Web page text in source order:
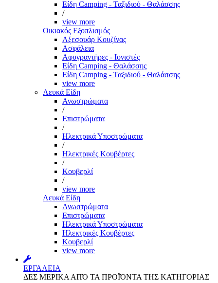
Είδη Camping - Ταξιδιού - Θαλάσσης
/
view more
Οικιακός Εξοπλισμός
Αξεσουάρ Κουζίνας
Ασφάλεια
Αφυγραντήρες - Ιονιστές
Είδη Camping - Θαλάσσης
Είδη Camping - Ταξιδιού - Θαλάσσης
view more
Λευκά Είδη
Ανωστρώματα
/
Επιστρώματα
/
Ηλεκτρικά Υποστρώματα
/
Ηλεκτρικές Κουβέρτες
/
Κουβερλί
/
view more
Λευκά Είδη
Ανωστρώματα
Επιστρώματα
Ηλεκτρικά Υποστρώματα
Ηλεκτρικές Κουβέρτες
Κουβερλί
view more
ΕΡΓΑΛΕΙΑ
ΔΕΣ ΜΕΡΙΚΑ ΑΠΌ ΤΑ ΠΡΟΪΌΝΤΑ ΤΗΣ ΚΑΤΗΓΟΡΙΑΣ